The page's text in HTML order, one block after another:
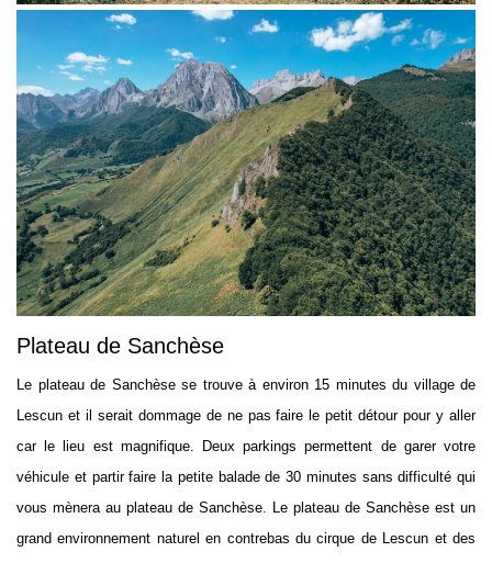
Plateau de Sanchèse
Le plateau de Sanchèse se trouve à environ 15 minutes du village de
Lescun et il serait dommage de ne pas faire le petit détour pour y aller
car le lieu est magnifique. Deux parkings permettent de garer votre
véhicule et partir faire la petite balade de 30 minutes sans difficulté qui
vous mènera au plateau de Sanchèse. Le plateau de Sanchèse est un
grand environnement naturel en contrebas du cirque de Lescun et des